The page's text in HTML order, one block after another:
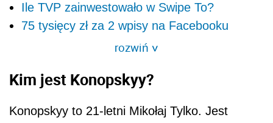
Ile TVP zainwestowało w Swipe To?
75 tysięcy zł za 2 wpisy na Facebooku
rozwiń>
Kim jest Konopskyy?
Konopskyy to 21-letni Mikołaj Tylko. Jest